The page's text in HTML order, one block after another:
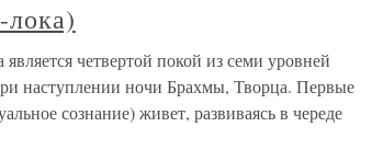
четвертой покой из семи уровней
наступлении ночи Брахмы, Творца. Первые
сознание) живет, развиваясь в череде